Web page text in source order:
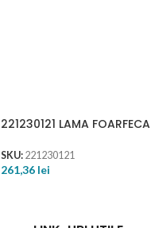
221230121 LAMA FOARFECA
SKU: 221230121
261,36 lei